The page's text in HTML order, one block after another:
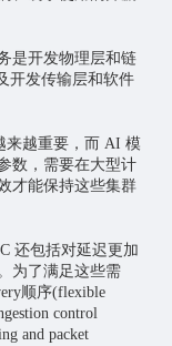
是开发物理层和链
开发传输层和软件
来越重要，而 AI 模
数，需要在大型计
才能保持这些集群
还包括对延迟更加
为了满足这些需
顺序(flexible
control
and packet